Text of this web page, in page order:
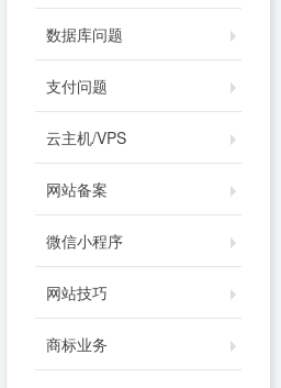
数据库问题
支付问题
云主机/VPS
网站备案
微信小程序
网站技巧
商标业务